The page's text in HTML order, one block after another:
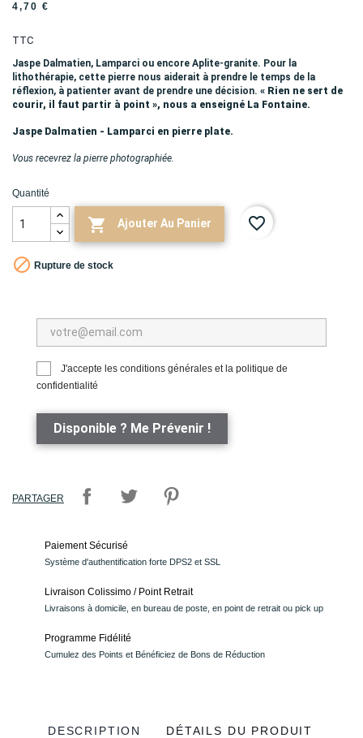
4,70 €
TTC
Jaspe Dalmatien, Lamparci ou encore Aplite-granite. Pour la
lithothérapie, cette pierre nous aiderait à prendre le temps de la
réflexion, à patienter avant de prendre une décision. « Rien ne sert de
courir, il faut partir à point », nous a enseigné La Fontaine.
Jaspe Dalmatien - Lamparci en pierre plate.
Vous recevrez la pierre photographiée.
Quantité
 Ajouter Au Panier favorite_border
 Rupture de stock
J'accepte les conditions générales et la politique de
confidentialité
Disponible ? Me Prévenir !
PARTAGER
Paiement Sécurisé
Système d'authentification forte DPS2 et SSL
Livraison Colissimo / Point Retrait
Livraisons à domicile, en bureau de poste, en point de retrait ou pick up
Programme Fidélité
Cumulez des Points et Bénéficiez de Bons de Réduction
DESCRIPTION DÉTAILS DU PRODUIT